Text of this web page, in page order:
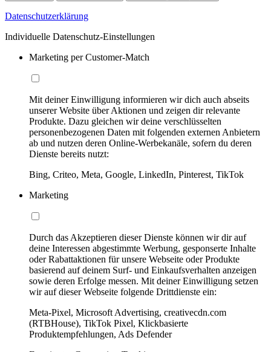
Datenschutzerklärung
Individuelle Datenschutz-Einstellungen
Marketing per Customer-Match
Mit deiner Einwilligung informieren wir dich auch abseits
unserer Website über Aktionen und zeigen dir relevante
Produkte. Dazu gleichen wir deine verschlüsselten
personenbezogenen Daten mit folgenden externen Anbietern
ab und nutzen deren Online-Werbekanäle, sofern du deren
Dienste bereits nutzt:
Bing, Criteo, Meta, Google, LinkedIn, Pinterest, TikTok
Marketing
Durch das Akzeptieren dieser Dienste können wir dir auf
deine Interessen abgestimmte Werbung, gesponserte Inhalte
oder Rabattaktionen für unsere Webseite oder Produkte
basierend auf deinem Surf- und Einkaufsverhalten anzeigen
sowie deren Erfolge messen. Mit deiner Einwilligung setzen
wir auf dieser Webseite folgende Drittdienste ein:
Meta-Pixel, Microsoft Advertising, creativecdn.com
(RTBHouse), TikTok Pixel, Klickbasierte
Produktempfehlungen, Ads Defender